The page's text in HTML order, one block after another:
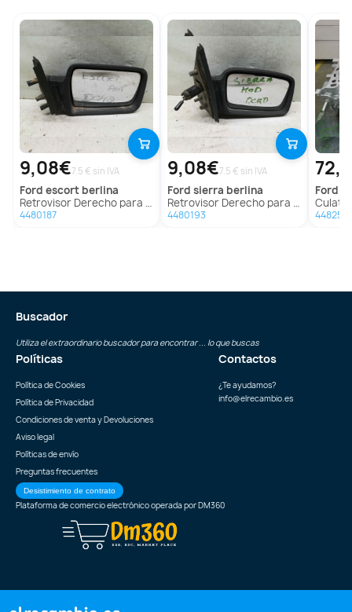
9,08€7.5 € sin IVA
ford escort berlina
Retrovisor Derecho para Ford Escort Berlina
4480187
9,08€7.5 € sin IVA
ford sierra berlina
Retrovisor Derecho para Ford Sierra Berlina
4480193
ford
Culata
Buscador
Utiliza el extraordinario buscador para encontrar ... lo que buscas
Políticas
Política de Cookies
Política de Privacidad
Condiciones de venta y Devoluciones
Aviso legal
Políticas de envío
Preguntas frecuentes
Desistimiento de contrato
Contactos
¿Te ayudamos?
info@elrecambio.es
Plataforma de comercio electrónico operada porDM360